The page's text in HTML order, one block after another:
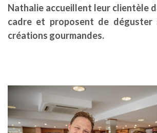
Nathalie accueillent leur clientèle
cadre et proposent de déguster
créations gourmandes.